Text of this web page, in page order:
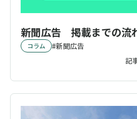
新聞広告 掲載までの流
コラム
新聞広告
記